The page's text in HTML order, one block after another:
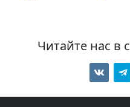
Читайте нас в